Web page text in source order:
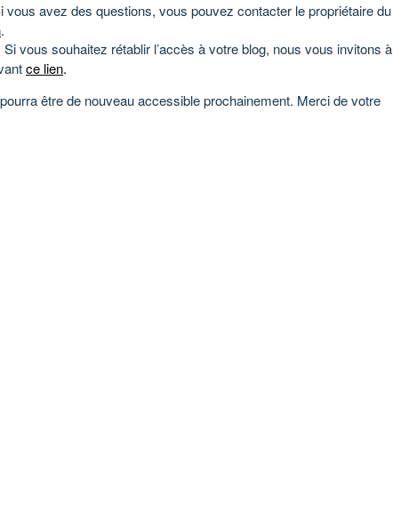
vous avez des questions, vous pouvez contacter le propriétaire du
.
Si vous souhaitez rétablir l’accès à votre blog, nous vous invitons à
ce lien.
être de nouveau accessible prochainement. Merci de votre